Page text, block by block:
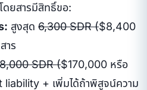
ยสารมีสิทธิ์ขอ:
สูงสุด 6,300 SDR ($8,400
าร
SDR ($170,000 หรือ
+ เพิ่มได้ถ้าพิสูจน์ความ